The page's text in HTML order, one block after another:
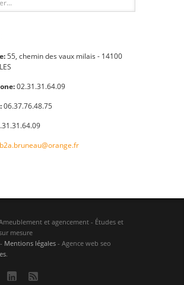
55, chemin des vaux milais - 14100
02.31.31.64.09
06.37.76.48.75
b2a.bruneau@orange.fr
et agencement - Études et
mesure
- Mentions légales - Agence web seo
.